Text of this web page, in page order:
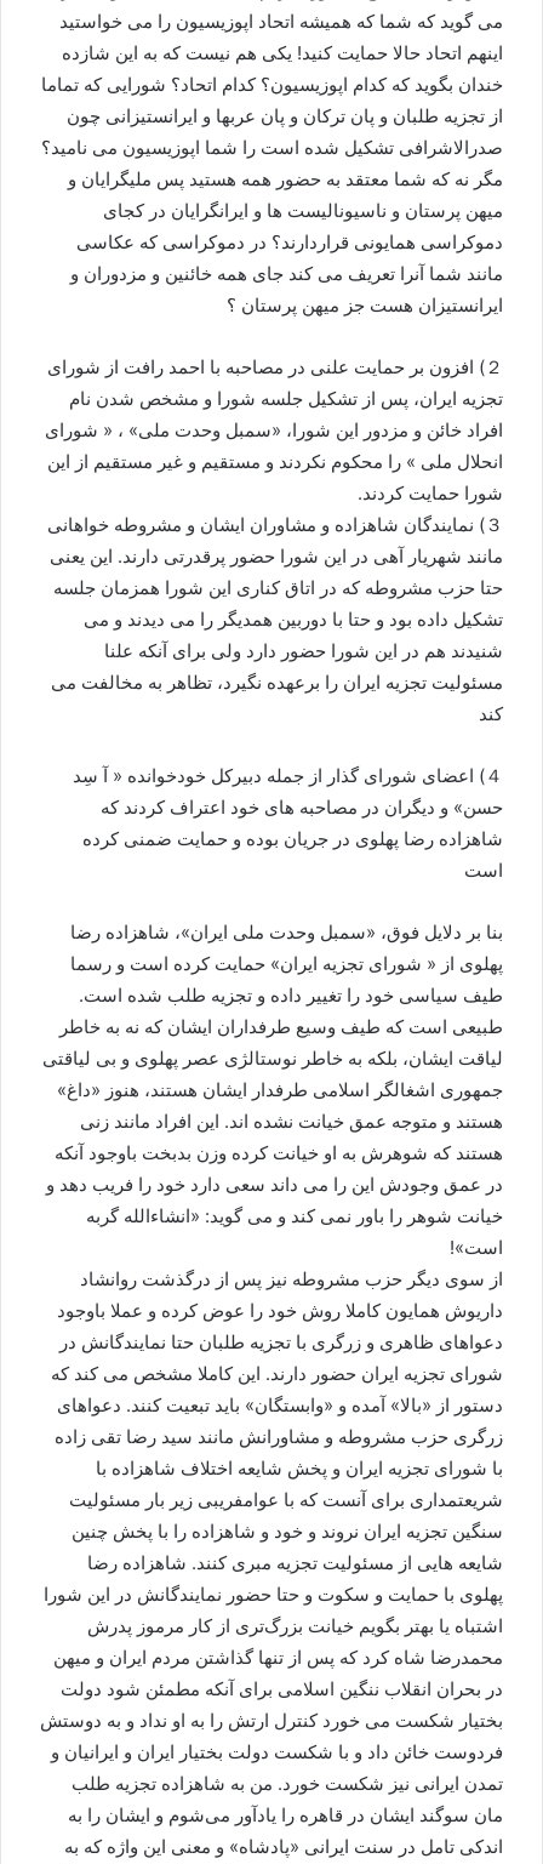
می گوید که شما که همیشه اتحاد اپوزیسیون را می خواستید
اینهم اتحاد حالا حمایت کنید! یکی هم نیست که به این شازده
خندان بگوید که کدام اپوزیسیون؟ کدام اتحاد؟ شورایی که تماما
ﺍز تجزیه طلبان و پان ترکان و پان عربها و ایرانستیزانی چون
صدرالاشرافی تشکیل شده است را شما اپوزیسیون می نامید؟
مگر نه که شما معتقد به حضور همه هستید پس ملیگرایان و
میهن پرستان و ناسیونالیست ها و ایرانگرایان در کجای
دموکراسی همایونی قراردارند؟ در دموکراسی که عکاسی
مانند شما آنرا تعریف می کند جای همه خائنین و مزدوران و
ایرانستیزان هست جز میهن پرستان ؟
２) افزون بر حمایت علنی در مصاحبه با احمد رافت ﺍز شورای
تجزیه ایران، پس از تشکیل جلسه شورا و مشخص شدن نام
افراد خائن و مزدور این شورا، «سمبل وحدت ملی» ، « شورای
انحلال ملی » را محکوم نکردند و مستقیم و غیر مستقیم از این
شورا حمایت کردند.
３) نمایندگان شاهزاده و مشاوران ایشان و مشروطه خواهانی
مانند شهریار آهی در این شورا حضور پرقدرتی دارند. این یعنی
حتا حزب مشروطه که در اتاق کناری این شورا همزمان جلسه
تشکیل داده بود و حتا با دوربین همدیگر را می دیدند و می
شنیدند هم در این شورا حضور دارد ولی برای آنکه علنا
مسئولیت تجزیه ایران را برعهده نگیرد، تظاهر به مخالفت می
کند
４) اعضای شورای گذار از جمله دبیرکل خودخوانده « آ سِد
حسن» و دیگران در مصاحبه های خود اعتراف کردند که
شاهزاده رضا پهلوی در جریان بوده و حمایت ضمنی کرده
است
بنا بر دلایل فوق، «سمبل وحدت ملی ایران»، شاهزاده رضا
پهلوی از « شورای تجزیه ایران» حمایت کرده است و رسما
طیف سیاسی خود را تغییر داده و تجزیه طلب شده است.
طبیعی است که طیف وسیع طرفداران ایشان که نه به خاطر
لیاقت ایشان، بلکه به خاطر نوستالژی عصر پهلوی و بی لیاقتی
جمهوری اشغالگر اسلامی طرفدار ایشان هستند، هنوز «داغ»
هستند و متوجه عمق خیانت نشده اند. این افراد مانند زنی
هستند که شوهرش به او خیانت کرده وزن بدبخت باوجود آنکه
در عمق وجودش این را می داند سعی دارد خود را فریب دهد و
خیانت شوهر را باور نمی کند و می گوید: «انشاءالله گربه
است»!
از سوی دیگر حزب مشروطه نیز پس از درگذشت روانشاد
داریوش همایون کاملا روش خود را عوض کرده و عملا باوجود
دعواهای ظاهری و زرگری با تجزیه طلبان حتا نمایندگانش در
شورای تجزیه ایران حضور دارند. این کاملا مشخص می کند که
دستور از «بالا» آمده و «وابستگان» باید تبعیت کنند. دعواهای
زرگری حزب مشروطه و مشاورانش مانند سید رضا تقی زاده
با شورای تجزیه ایران و پخش شایعه اختلاف شاهزاده با
شریعتمداری برای آنست که با عوامفریبی زیر بار مسئولیت
سنگین تجزیه ایران نروند و خود و شاهزاده را با پخش چنین
شایعه هایی از مسئولیت تجزیه مبری کنند. شاهزاده رضا
پهلوی با حمایت و سکوت و حتا حضور نمایندگانش در این شورا
اشتباه یا بهتر بگویم خیانت بزرگ‌تری از کار مرموز پدرش
محمدرضا شاه کرد که پس از تنها گذاشتن مردم ایران و میهن
در بحران انقلاب ننگین اسلامی برای آنکه مطمئن شود دولت
بختیار شکست می خورد کنترل ارتش را به او نداد و به دوستش
فردوست خائن داد و با شکست دولت بختیار ایران و ایرانیان و
تمدن ایرانی نیز شکست خورد. من به شاهزاده تجزیه طلب
مان سوگند ایشان در قاهره را یادآور می‌شوم و ایشان را به
اندکی تامل در سنت ایرانی «پادشاه» و معنی این واژه که به